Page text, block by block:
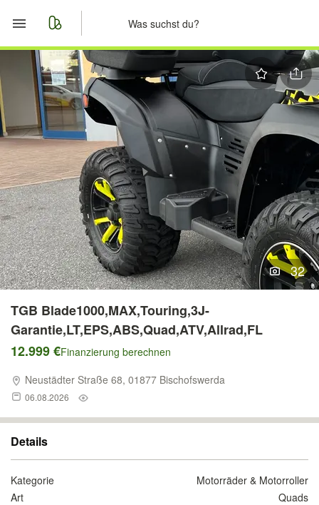
Start
Merkliste
Nachrichten
Anzeige aufgeben
32
TGB Blade1000,MAX,Touring,3J-
Garantie,LT,EPS,ABS,Quad,ATV,Allrad,FL
12.999 €Finanzierung berechnen
Neustädter Straße 68, 01877 Bischofswerda
06.08.2026
Details
Kategorie
Motorräder & Motorroller
Art
Quads